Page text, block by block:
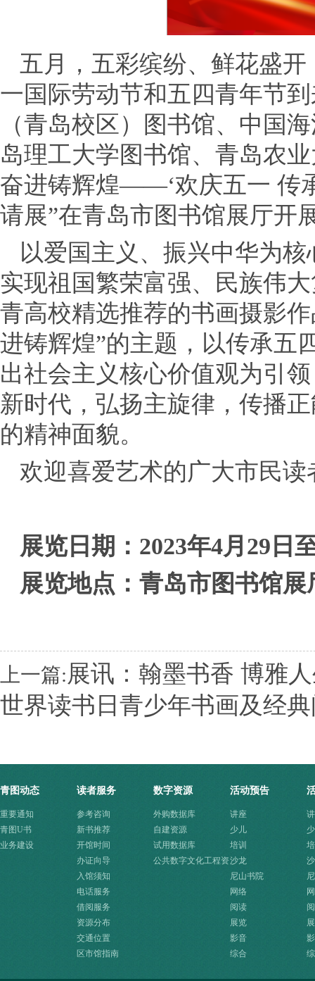
五月，五彩缤纷、鲜花盛
一国际劳动节和五四青年节
（青岛校区）图书馆、中国
岛理工大学图书馆、青岛农
奋进铸辉煌——‘欢庆五一 传
请展”在青岛市图书馆展厅开
以爱国主义、振兴中华为
实现祖国繁荣富强、民族伟
青高校精选推荐的书画摄影
进铸辉煌”的主题，以传承五
出社会主义核心价值观为引
新时代，弘扬主旋律，传播
的精神面貌。
欢迎喜爱艺术的广大市民读
展览日期：2023年4月29日
展览地点：青岛市图书馆
上一篇:展讯：翰墨书香 博雅
世界读书日青少年书画及经
青图动态
重要通知
青图U书
业务建设
读者服务
参考咨询
新书推荐
开馆时间
办证向导
入馆须知
电话服务
借阅服务
资源分布
交通位置
区市馆指南
数字资源
外购数据库
自建资源
试用数据库
公共数字文化工程资
活动预告
讲座
少儿
培训
沙龙
尼山书院
网络
阅读
展览
影音
综合